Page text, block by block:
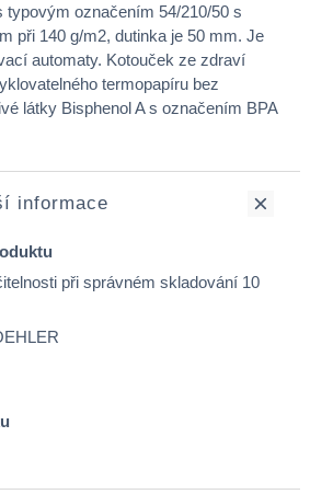
typovým označením 54/210/50 s
při 140 g/m2, dutinka je 50 mm. Je
automaty. Kotouček ze zdraví
termopapíru bez
látky Bisphenol A s označením BPA
informace
při správném skladování 10